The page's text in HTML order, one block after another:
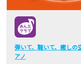
弾いて、聴いて、癒しの
アノ